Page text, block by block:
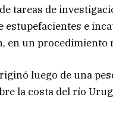
tareas de
estupefacientes e
en un procedimiento
luego de una
la costa del río